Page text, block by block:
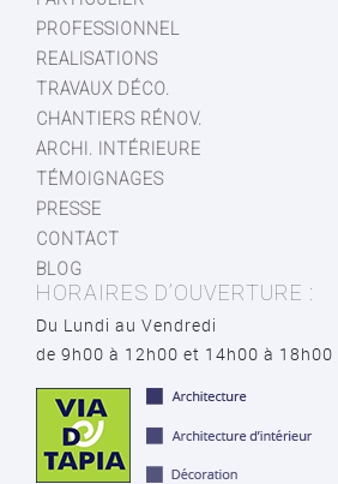
PROFESSIONNEL
REALISATIONS
TRAVAUX DÉCO.
CHANTIERS RÉNOV.
ARCHI. INTÉRIEURE
TÉMOIGNAGES
PRESSE
CONTACT
BLOG
HORAIRES D’OUVERTURE :
Du Lundi au Vendredi
de 9h00 à 12h00 et 14h00 à 18h00